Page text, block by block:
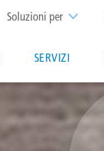
Soluzioni per
SERVIZI